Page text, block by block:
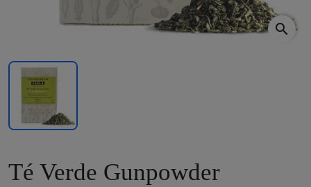
search
Té Verde Gunpowder